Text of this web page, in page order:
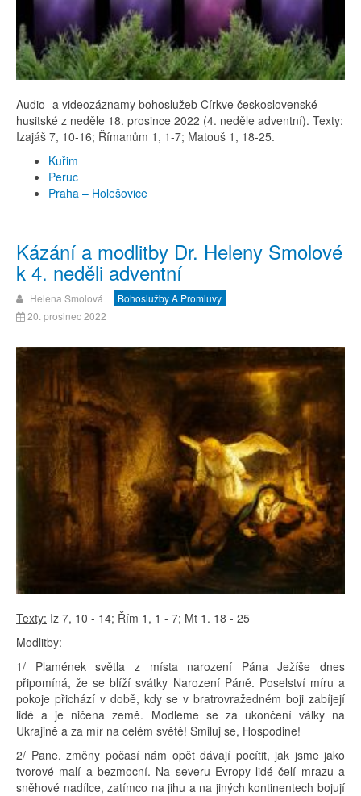
Audio- a videozáznamy bohoslužeb Církve československé
husitské z neděle 18. prosince 2022 (4. neděle adventní). Texty:
Izajáš 7, 10-16; Římanům 1, 1-7; Matouš 1, 18-25.
Kuřim
Peruc
Praha – Holešovice
Kázání a modlitby Dr. Heleny Smolové
k 4. neděli adventní
Helena Smolová
Bohoslužby A Promluvy
20. prosinec 2022
Texty: Iz 7, 10 - 14; Řím 1, 1 - 7; Mt 1. 18 - 25
Modlitby:
1/ Plamének světla z místa narození Pána Ježíše dnes
připomíná, že se blíží svátky Narození Páně. Poselství míru a
pokoje přichází v době, kdy se v bratrovražedném boji zabíjejí
lidé a je ničena země. Modleme se za ukončení války na
Ukrajině a za mír na celém světě! Smiluj se, Hospodine!
2/ Pane, změny počasí nám opět dávají pocítit, jak jsme jako
tvorové malí a bezmocní. Na severu Evropy lidé čelí mrazu a
sněhové nadílce, zatímco na jihu a na jiných kontinentech bojují